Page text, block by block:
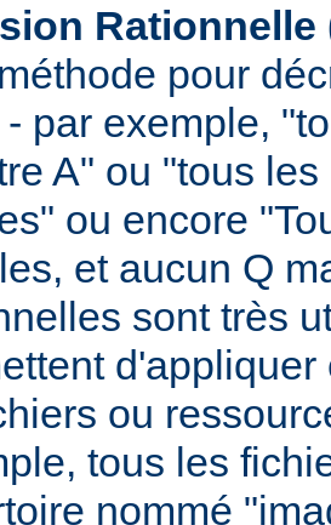
pour
par exemple,
A" ou "tous
ou encore
et aucun Q
sont très
ou
tous les
nommé